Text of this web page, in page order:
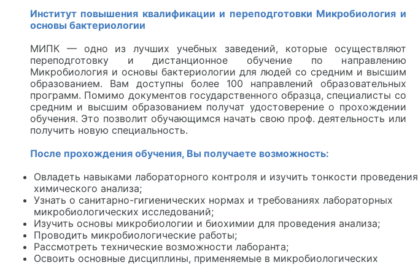
Институт повышения квалификации и переподготовки Микробиология и
основы бактериологии
МИПК — одно из лучших учебных заведений, которые осуществляют
переподготовку и дистанционное обучение по направлению
Микробиология и основы бактериологии для людей со средним и высшим
образованием. Вам доступны более 100 направлений образовательных
программ. Помимо документов государственного образца, специалисты со
средним и высшим образованием получат удостоверение о прохождении
обучения. Это позволит обучающимся начать свою проф. деятельность или
получить новую специальность.
После прохождения обучения, Вы получаете возможность:
Овладеть навыками лабораторного контроля и изучить тонкости проведения
химического анализа;
Узнать о санитарно-гигиенических нормах и требованиях лабораторных
микробиологических исследований;
Изучить основы микробиологии и биохимии для проведения анализа;
Проводить микробиологические работы;
Рассмотреть технические возможности лаборанта;
Освоить основные дисциплины, применяемые в микробиологических